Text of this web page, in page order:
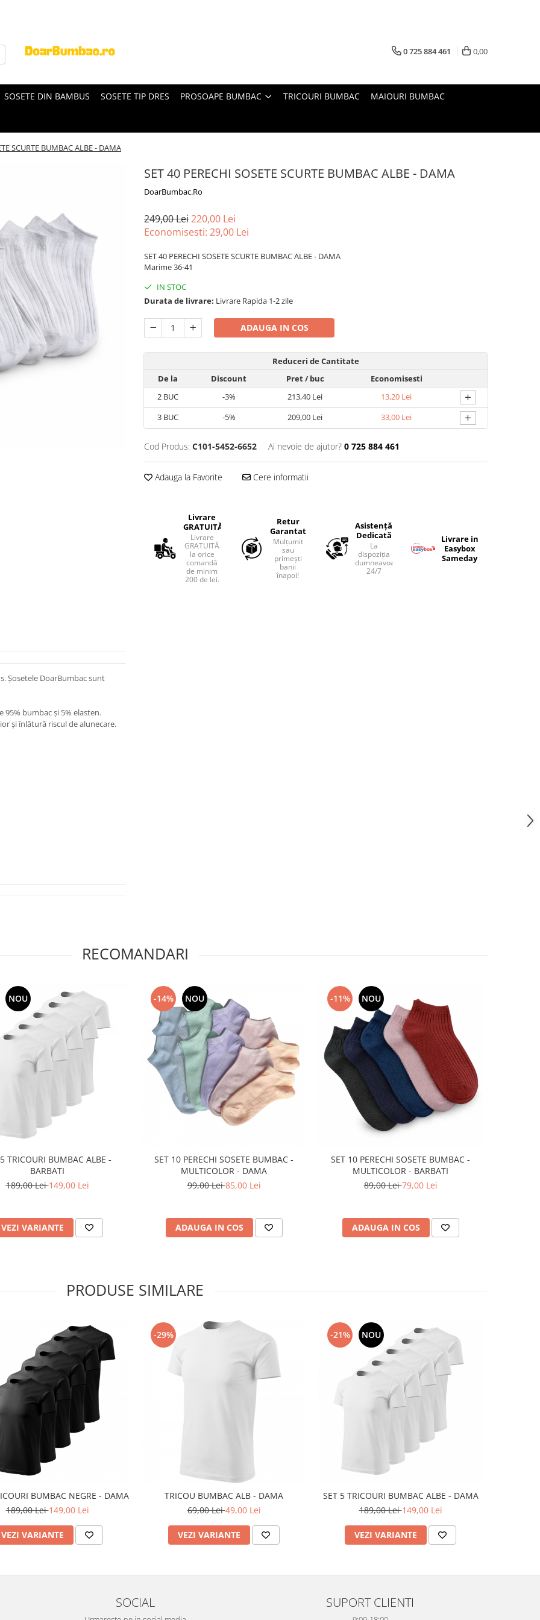
0 725 884 461 0,00
SOSETE DIN BAMBUS SOSETE TIP DRES PROSOAPE BUMBAC TRICOURI BUMBAC MAIOURI BUMBAC
SCURTE BUMBAC ALBE - DAMA
SET 40 PERECHI SOSETE SCURTE BUMBAC ALBE - DAMA
DoarBumbac.Ro
249,00 Lei220,00 Lei
Economisesti: 29,00 Lei
SET 40 PERECHI SOSETE SCURTE BUMBAC ALBE - DAMA
Marime 36-41
IN STOC
Durata de livrare: Livrare Rapida 1-2 zile
ADAUGA IN COS
Reduceri de Cantitate
De la
Discount Pret/ buc
Economisesti
2 BUC -3% 213,40 Lei 13,20 Lei +
3 BUC -5% 209,00 Lei 33,00 Lei +
Cod Produs: C101-5452-6652 Ai nevoie de ajutor? 0 725 884 461
Adauga la Favorite Cere informatii
Livrare
GRATUITĂ!
Livrare
GRATUITĂ
la orice
comandă
de minim
200 de lei.
Retur
Garantat
Mulțumit
sau
primești
banii
înapoi!
Asistență
Dedicată
La
dispoziția
dumneavoastră
24/7
Livrare in
Easybox
Sameday
Șosetele DoarBumbac sunt
bumbac și 5% elasten.
și înlătură riscul de alunecare.
RECOMANDARI
NOU
TRICOURI BUMBAC ALBE -
BARBATI
189,00 Lei149,00 Lei
VEZI VARIANTE
-14% NOU
SET 10 PERECHI SOSETE BUMBAC -
MULTICOLOR - DAMA
99,00 Lei85,00 Lei
ADAUGA IN COS
-11% NOU
SET 10 PERECHI SOSETE BUMBAC -
MULTICOLOR - BARBATI
89,00 Lei79,00 Lei
ADAUGA IN COS
PRODUSE SIMILARE
BUMBAC NEGRE - DAMA
189,00 Lei149,00 Lei
VEZI VARIANTE
-29%
TRICOU BUMBAC ALB - DAMA
69,00 Lei49,00 Lei
VEZI VARIANTE
-21% NOU
SET 5 TRICOURI BUMBAC ALBE - DAMA
189,00 Lei149,00 Lei
VEZI VARIANTE
SOCIAL SUPORT CLIENTI